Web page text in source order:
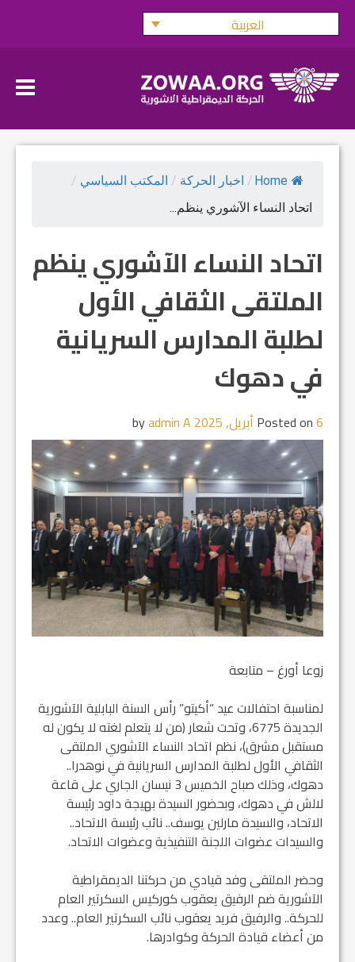
Skip
العربية
Home
/ اخبار الحركة / المكتب السياسي /
اتحاد النساء الآشوري ينظم...
اتحاد النساء الآشوري ينظم
الملتقى الثقافي الأول
لطلبة المدارس السريانية
في دهوك
Posted on6 أبريل, 2025 admin A
زوعا أورغ – متابعة
لمناسبة احتفالات عيد “أكيتو” رأس السنة البابلية الآشورية
الجديدة 6775، وتحت شعار (من لا يتعلم لغته لا يكون له
مستقبل مشرق)، نظم اتحاد النساء الآشوري الملتقى
الثقافي الأول لطلبة المدارس السريانية في نوهدرا..
دهوك، وذلك صباح الخميس 3 نيسان الجاري على قاعة
لالش في دهوك، وبحضور السيدة بهيجة داود رئيسة
الاتحاد، والسيدة مارلين يوسف.. نائب رئيسة الاتحاد..
والسيدات عضوات اللجنة التنفيذية وعضوات الاتحاد.
وحضر الملتقى وفد قيادي من حركتنا الديمقراطية
الآشورية ضم الرفيق يعقوب كوركيس السكرتير العام
للحركة.. والرفيق فريد يعقوب نائب السكرتير العام.. وعدد
من أعضاء قيادة الحركة وكوادرها.